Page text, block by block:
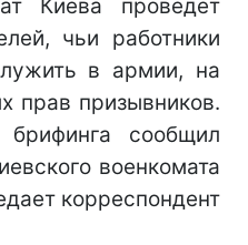
Киева проведет
чьи работники
в армии, на
прав призывников.
сообщил
военкомата
корреспондент